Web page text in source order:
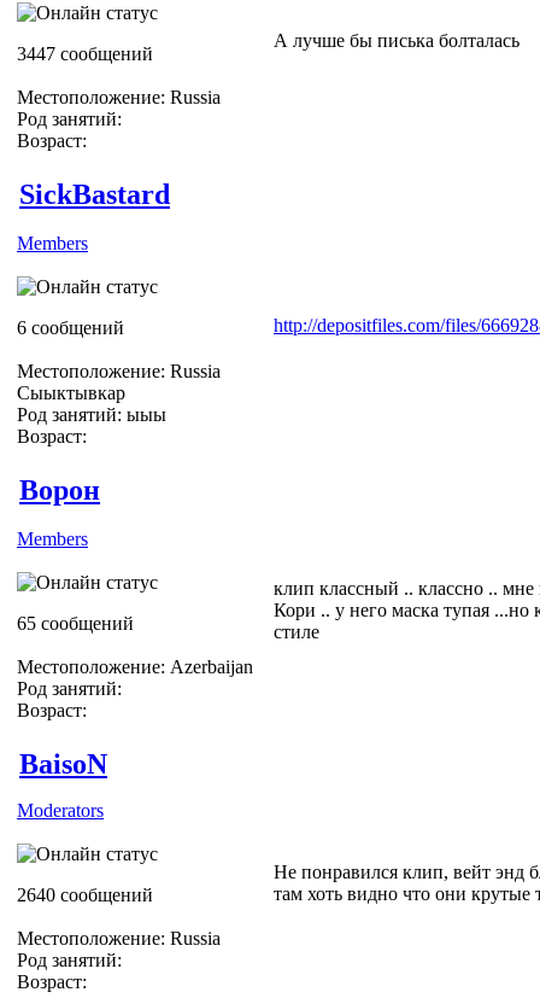
3447 сообщений
Местоположение: Russia
Род занятий:
Возраст:
А лучше бы писька болталась
SickBastard
Members
6 сообщений
Местоположение: Russia
Сыыктывкар
Род занятий: ыыы
Возраст:
http://depositfiles.com/files/
Ворон
Members
65 сообщений
Местоположение: Azerbaijan
Род занятий:
Возраст:
клип классный .. классно ..
Кори .. у него маска тупая ...но
стиле
BaisoN
Moderators
2640 сообщений
Местоположение: Russia
Род занятий:
Возраст:
Не понравился клип, вейт энд
там хоть видно что они крутые